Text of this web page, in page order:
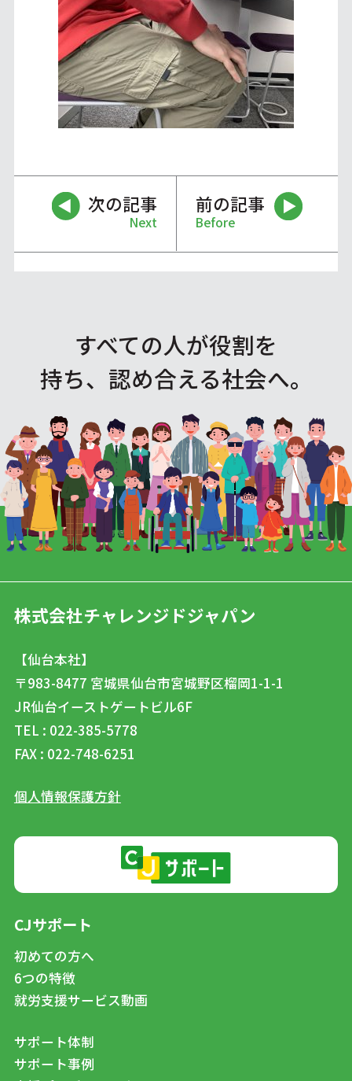
次の記事
Next
前の記事
Before
すべての人が役割を
持ち、認め合える社会へ。
株式会社チャレンジドジャパン
【仙台本社】
〒983-8477 宮城県仙台市宮城野区榴岡1-1-1
JR仙台イーストゲートビル6F
TEL : 022-385-5778
FAX : 022-748-6251
個人情報保護方針
CJサポート
初めての方へ
6つの特徴
就労支援サービス動画
サポート体制
サポート事例